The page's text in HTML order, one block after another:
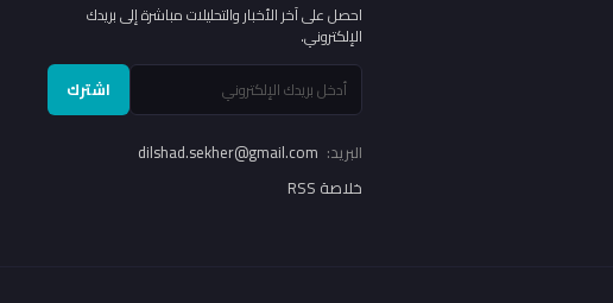
احصل على آخر الأخبار والتحليلات مباشرة إلى بريدك
الإلكتروني.
اشترك
البريد:
خلاصة RSS